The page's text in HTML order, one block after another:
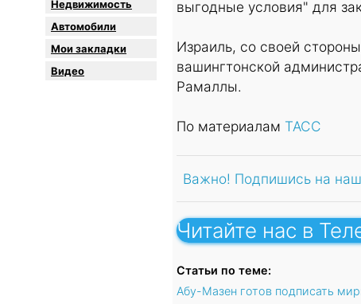
Недвижимость
Автомобили
Мои закладки
Видео
выгодные условия" для
Израиль, со своей
вашингтонской
Рамаллы.
По материалам ТАСС
Важно! Подпишись на
Читайте нас в
Статьи по теме:
Абу-Мазен готов подписать